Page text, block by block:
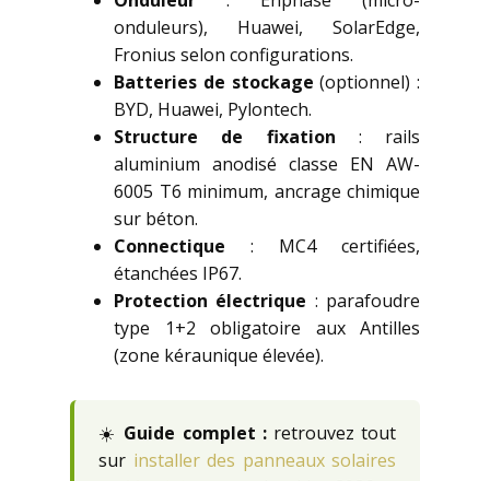
onduleurs), Huawei, SolarEdge,
Fronius selon configurations.
Batteries de stockage (optionnel) :
BYD, Huawei, Pylontech.
Structure de fixation : rails
aluminium anodisé classe EN AW-
6005 T6 minimum, ancrage chimique
sur béton.
Connectique : MC4 certifiées,
étanchées IP67.
Protection électrique : parafoudre
type 1+2 obligatoire aux Antilles
(zone kéraunique élevée).
☀️ Guide complet :retrouvez tout
sur installer des panneaux solaires